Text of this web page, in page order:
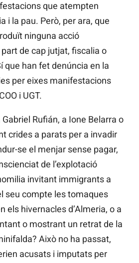
que atempten
i la pau. Però, per ara, que
ninguna acció
de cap jutjat, fiscalia o
que han fet denúncia en la
per eixes manifestacions
i UGT.
Gabriel Rufián, a Ione Belarra o
crides a parats per a invadir
se el menjar sense pagar,
de l’explotació
invitant immigrants a
seu compte les tomaques
els hivernacles d’Almeria, o a
o mostrant un retrat de la
Això no ha passat,
acusats i imputats per